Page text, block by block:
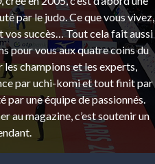
par le judo. Ce que vous vivez,
vos succès… Tout cela fait aussi
pour vous aux quatre coins du
champions et les experts,
par uchi-komi et tout finit par
par une équipe de passionnés.
au magazine, c’est soutenir un